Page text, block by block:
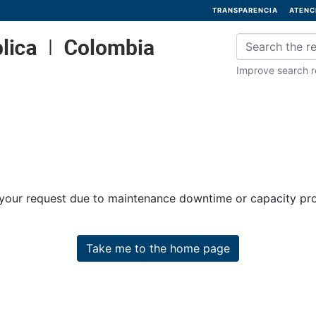
TRANSPARENCIA
Improve search
request due to maintenance downtime or capacity
Take me to the home page